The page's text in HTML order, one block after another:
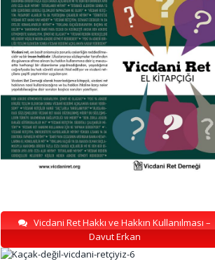
Vicdani Ret Hakkı ve Hakkın Kullanılması –
Davut Erkan